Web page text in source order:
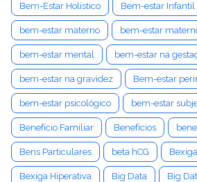
Bem-Estar Holístico Bem-estar Infantil
bem-estar materno bem-estar
bem-estar mental bem-estar na
bem-estar na gravidez Bem-estar
bem-estar psicológico bem-estar
Benefício Familiar Benefícios
Bens Particulares beta hCG Bexiga
Bexiga Hiperativa Big Data Big